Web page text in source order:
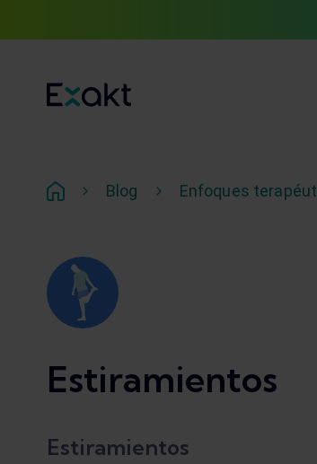
Blog Enfoques
Estiramientos
Estiramientos